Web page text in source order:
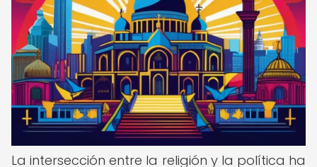
La intersección entre la religión y la política ha